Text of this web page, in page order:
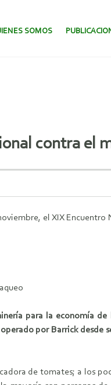
SOMOS
contra el
el XIX Encuentro
para la economía
por Barrick
de tomates; a los